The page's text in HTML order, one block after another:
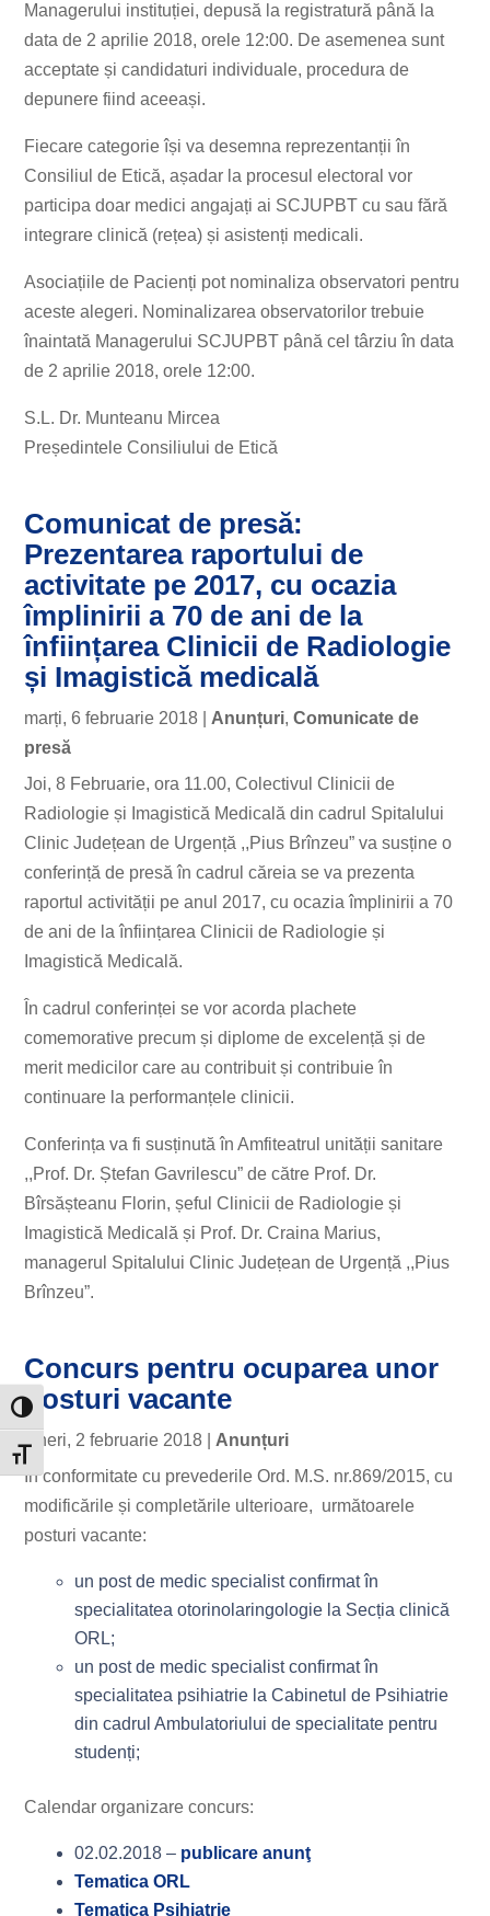
Toggle High Contrast
Toggle Font size
Managerului instituției, depusă la registratură până la
data de 2 aprilie 2018, orele 12:00. De asemenea sunt
acceptate și candidaturi individuale, procedura de
depunere fiind aceeași.
Fiecare categorie își va desemna reprezentanții în
Consiliul de Etică, așadar la procesul electoral vor
participa doar medici angajați ai SCJUPBT cu sau fără
integrare clinică (rețea) și asistenți medicali.
Asociațiile de Pacienți pot nominaliza observatori pentru
aceste alegeri. Nominalizarea observatorilor trebuie
înaintată Managerului SCJUPBT până cel târziu în data
de 2 aprilie 2018, orele 12:00.
S.L. Dr. Munteanu Mircea
Președintele Consiliului de Etică
Comunicat de presă:
Prezentarea raportului de
activitate pe 2017, cu ocazia
împlinirii a 70 de ani de la
înființarea Clinicii de Radiologie
și Imagistică medicală
marți, 6 februarie 2018 Anunțuri,Comunicate de
presă
Joi, 8 Februarie, ora 11.00, Colectivul Clinicii de
Radiologie și Imagistică Medicală din cadrul Spitalului
Clinic Județean de Urgență ,,Pius Brînzeu” va susține o
conferință de presă în cadrul căreia se va prezenta
raportul activității pe anul 2017, cu ocazia împlinirii a 70
de ani de la înființarea Clinicii de Radiologie și
Imagistică Medicală.
În cadrul conferinței se vor acorda plachete
comemorative precum și diplome de excelență și de
merit medicilor care au contribuit și contribuie în
continuare la performanțele clinicii.
Conferința va fi susținută în Amfiteatrul unității sanitare
,,Prof. Dr. Ștefan Gavrilescu” de către Prof. Dr.
Bîrsășteanu Florin, șeful Clinicii de Radiologie și
Imagistică Medicală și Prof. Dr. Craina Marius,
managerul Spitalului Clinic Județean de Urgență ,,Pius
Brînzeu”.
Concurs pentru ocuparea unor
posturi vacante
vineri, 2 februarie 2018
Anunțuri
În conformitate cu prevederile Ord. M.S. nr.869/2015, cu
modificările și completările ulterioare, următoarele
posturi vacante:
un post de medic specialist confirmat în
specialitatea otorinolaringologie la Secția clinică
ORL;
un post de medic specialist confirmat în
specialitatea psihiatrie la Cabinetul de Psihiatrie
din cadrul Ambulatoriului de specialitate pentru
studenți;
Calendar organizare concurs:
02.02.2018 – publicare anunţ
Tematica ORL
Tematica Psihiatrie